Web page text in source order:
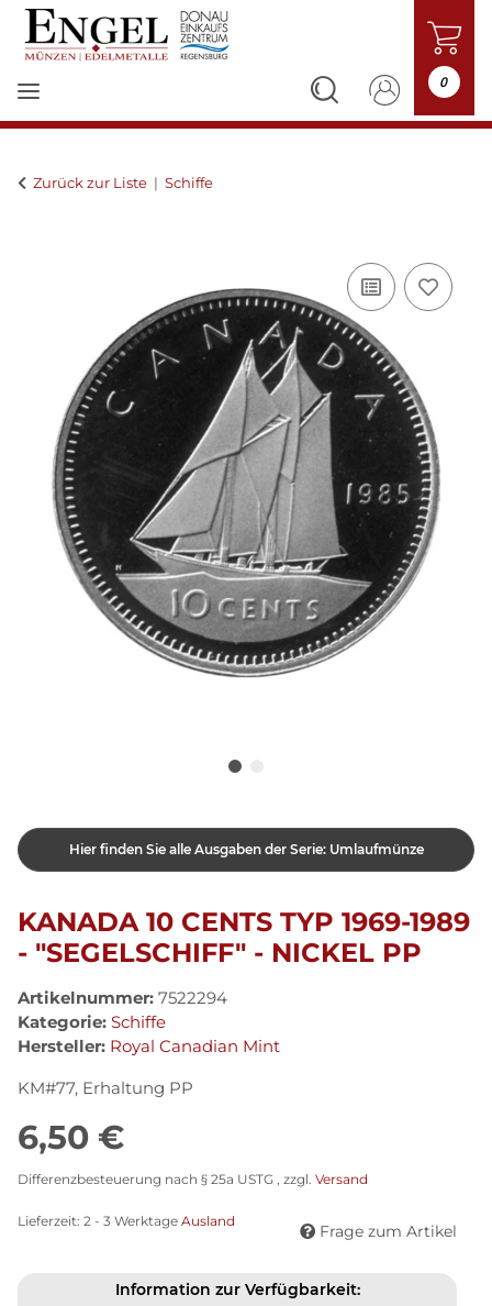
0
Zurück zur Liste Schiffe
Hier finden Sie alle Ausgaben der Serie: Umlaufmünze
KANADA 10 CENTS TYP 1969-1989
- "SEGELSCHIFF" - NICKEL PP
Artikelnummer: 7522294
Kategorie: Schiffe
Hersteller: Royal Canadian Mint
KM#77, Erhaltung PP
6,50 €
Differenzbesteuerung nach § 25a USTG , zzgl. Versand
Lieferzeit: 2 - 3 Werktage Ausland
Frage zum Artikel
Information zur Verfügbarkeit: